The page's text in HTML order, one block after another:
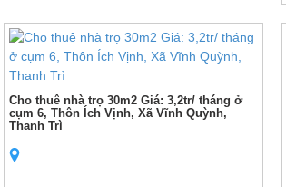
Cho thuê nhà trọ 30m2 Giá: 3,2tr/ tháng ở
cụm 6, Thôn Ích Vịnh, Xã Vĩnh Quỳnh,
Thanh Trì